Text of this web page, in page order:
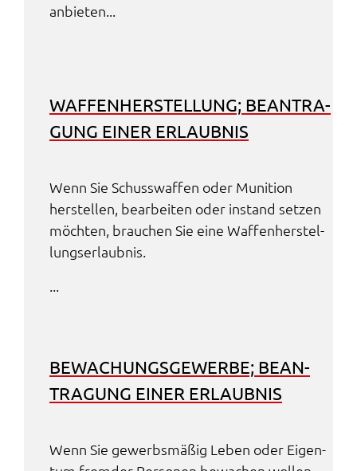
anbie­ten...
WAFFEN­HER­STEL­LUNG; BEAN­TRA­
GUNG EINER ERLAUB­NIS
Wenn Sie Schuss­waf­fen oder Muni­ti­on
herstel­len, bear­bei­ten oder instand setzen
möch­ten, brau­chen Sie eine Waffen­her­stel­
lungs­er­laub­nis.
...
BEWA­CHUNGS­GE­WER­BE; BEAN­
TRA­GUNG EINER ERLAUB­NIS
Wenn Sie gewerbs­mä­ßig Leben oder Eigen­